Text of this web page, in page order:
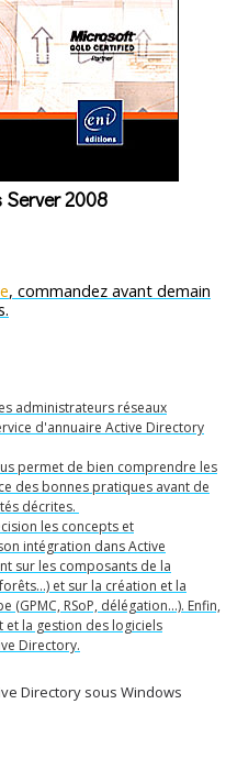
2008
, commandez avant demain
administrateurs réseaux
d'annuaire Active Directory
permet de bien comprendre les
des bonnes pratiques avant de
décrites.
les concepts et
intégration dans Active
sur les composants de la
et sur la création et la
RSoP, délégation...). Enfin,
la gestion des logiciels
Directory.
Directory sous Windows